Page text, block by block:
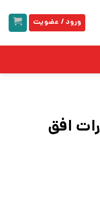
ورود / عضویت
افق